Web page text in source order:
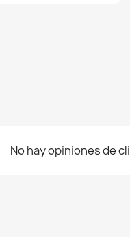
No hay opiniones de